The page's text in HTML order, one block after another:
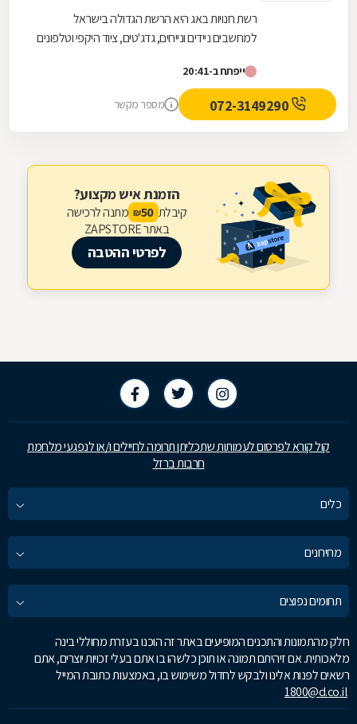
רשת חנויות באג היא הרשת הגדולה בישראל
למחשבים ניידים ונייחים, גדג'טים, ציוד היקפי וטלפונים
ייפתח ב-20:41
מספר מקשר
הזמנת איש מקצוע?
קיבלת 50
₪ מתנה לרכישה
באתר ZAPSTORE
לפרטי ההטבה
קול קורא לפרסום לעמותות שתכליתן תרומה לחיילים ו/או לנפגעי מלחמת
חרבות ברזל
כלים
מחירונים
תחומים נפוצים
חלק מהתמונות והתכנים המופיעים באתר זה הוכנו בעזרת מחוללי בינה
מלאכותית. אם זיהיתם תמונה או תוכן כלשהו בו אתם בעלי זכויות יוצרים, אתם
רשאים לפנות אלינו ולבקש לחדול משימוש בו, באמצעות כתובת המייל
1800@d.co.il